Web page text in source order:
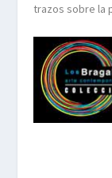
trazos sobre la